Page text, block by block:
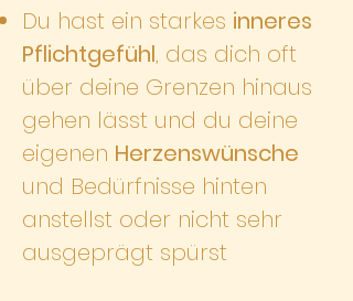
Du hast ein starkes inneres
Pflichtgefühl, das dich oft
über deine Grenzen hinaus
gehen lässt und du deine
eigenen Herzenswünsche
und Bedürfnisse hinten
anstellst oder nicht sehr
ausgeprägt spürst